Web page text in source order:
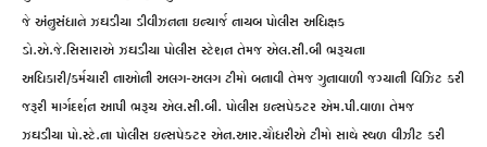
જે અંનુસંધાને ઝઘડીયા ડીવીઝનના ઇન્ચાર્જ નાયબ પોલીસ અધિક્ષક
ડો.એ.જે.સિસારાએ ઝઘડીયા પોલીસ સ્ટેશન તેમજ એલ.સી.બી ભરૂચના
અધિકારી/કર્મચારી નાઓની અલગ-અલગ ટીમો બનાવી તેમજ ગુનાવાળી જગ્યાની વિઝિટ કરી
જરૂરી માર્ગદર્શન આપી ભરૂચ એલ.સી.બી. પોલીસ ઇન્સપેક્ટર એમ.પી.વાળા તેમજ
ઝઘડીયા પો.સ્ટે.ના પોલીસ ઇન્સપેક્ટર એન.આર.ચૌધરીએ ટીમો સાથે સ્થળ વીઝીટ કરી